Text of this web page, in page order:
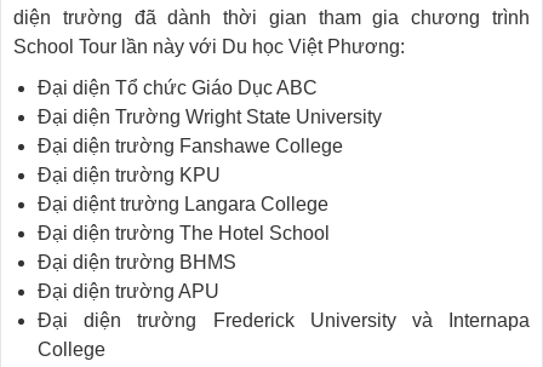
diện trường đã dành thời gian tham gia chương trình
School Tour lần này với Du học Việt Phương:
Đại diện Tổ chức Giáo Dục ABC
Đại diện Trường Wright State University
Đại diện trường Fanshawe College
Đại diện trường KPU
Đại diệnt trường Langara College
Đại diện trường The Hotel School
Đại diện trường BHMS
Đại diện trường APU
Đại diện trường Frederick University và Internapa
College